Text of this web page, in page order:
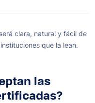
clara, natural y fácil de
que la lean.
las